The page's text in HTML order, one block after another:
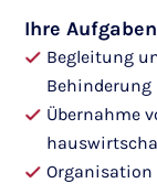
Ihre
Begleitung
Behinderung
Übernahme